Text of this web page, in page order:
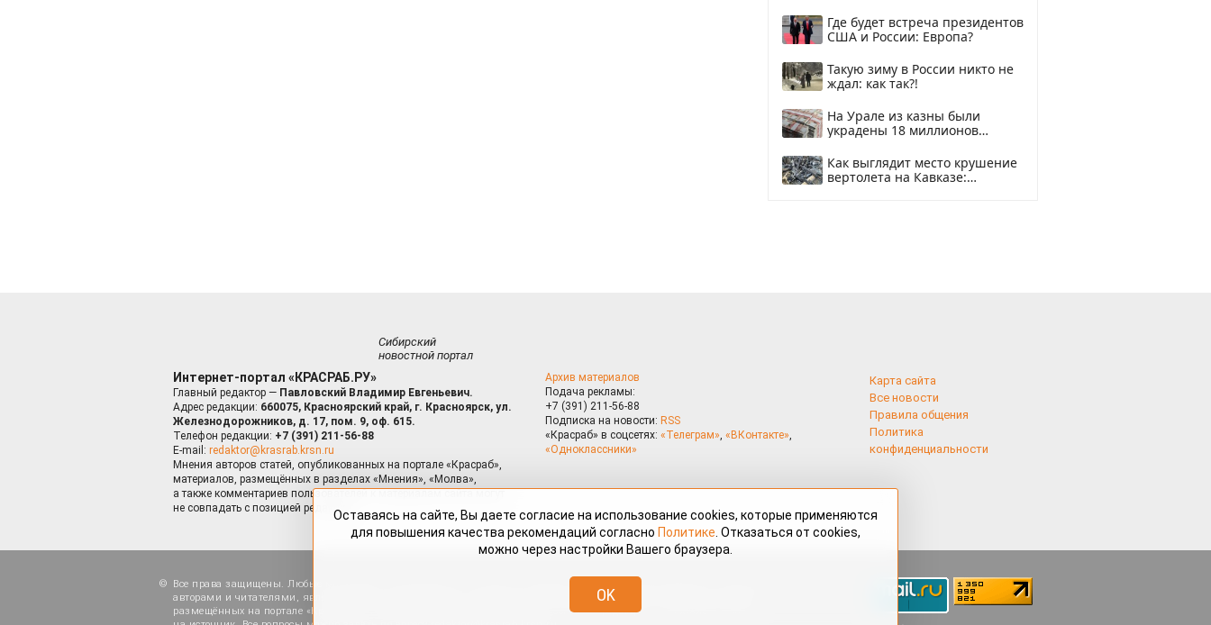
Где будет встреча президентов
США и России: Европа?
Такую зиму в России никто не
ждал: как так?!
На Урале из казны были
украдены 18 миллионов
Как выглядит место крушение
вертолета на Кавказе:
Сибирский
новостной портал
Интернет-портал «КРАСРАБ.РУ»
Главный редактор — Павловский Владимир Евгеньевич.
Адрес редакции: 660075, Красноярский край, г. Красноярск, ул.
Железнодорожников, д. 17, пом. 9, оф. 615.
Телефон редакции: +7 (391) 211-56-88
E-mail: redaktor@krasrab.krsn.ru
Мнения авторов статей, опубликованных на портале «Красраб»,
материалов, размещённых в разделах «Мнения», «Молва»,
а также комментариев пользователей к материалам сайта могут
не совпадать с позицией редакции.
Архив материалов
Подача рекламы:
+7 (391) 211-56-88
Подписка на новости: RSS
«Красраб» в соцсетях: «Телеграм», «ВКонтакте»,
«Одноклассники»
Карта сайта
Все новости
Правила общения
Политика
конфиденциальности
Все права защищены. Любые материалы, размещённые на портале «Красраб.ру» сотрудниками редакции, нештатными
авторами и читателями, являются объектами авторского права. Полное или частичное использование материалов,
размещённых на портале «Красраб.ру», допускается только с письменного согласия редакции с указанием ссылки
Оставаясь на сайте, Вы даете согласие на использование cookies, которые применяются
для повышения качества рекомендаций согласно Политике . Отказаться от cookies,
можно через настройки Вашего браузера.
OK